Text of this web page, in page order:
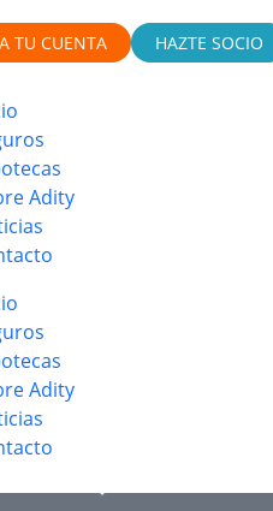
TU CUENTA HAZTE SOCIO
Adity
Adity